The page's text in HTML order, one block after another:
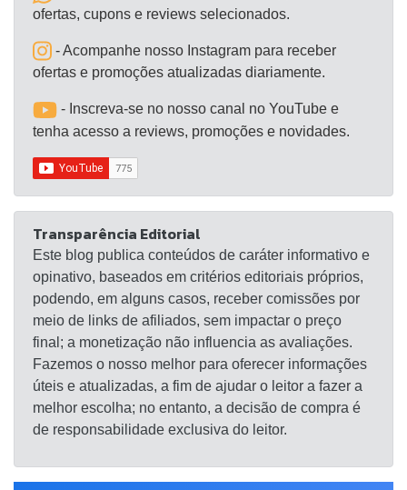
ofertas, cupons e reviews selecionados.
- Acompanhe nosso Instagram para receber
ofertas e promoções atualizadas diariamente.
- Inscreva-se no nosso canal no YouTube e
tenha acesso a reviews, promoções e novidades.
Transparência Editorial
Este blog publica conteúdos de caráter informativo e
opinativo, baseados em critérios editoriais próprios,
podendo, em alguns casos, receber comissões por
meio de links de afiliados, sem impactar o preço
final; a monetização não influencia as avaliações.
Fazemos o nosso melhor para oferecer informações
úteis e atualizadas, a fim de ajudar o leitor a fazer a
melhor escolha; no entanto, a decisão de compra é
de responsabilidade exclusiva do leitor.